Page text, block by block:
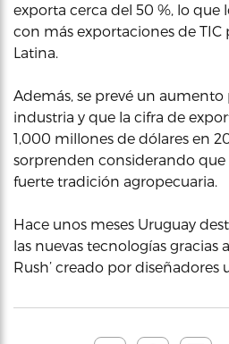
exporta cerca del 50 %, lo que
con más exportaciones de
Latina.
Además, se prevé un aumento
industria y que la cifra de
1,000 millones de dólares en
sorprenden considerando que
fuerte tradición agropecuaria.
Hace unos meses Uruguay
las nuevas tecnologías gracias
Rush’ creado por diseñadores